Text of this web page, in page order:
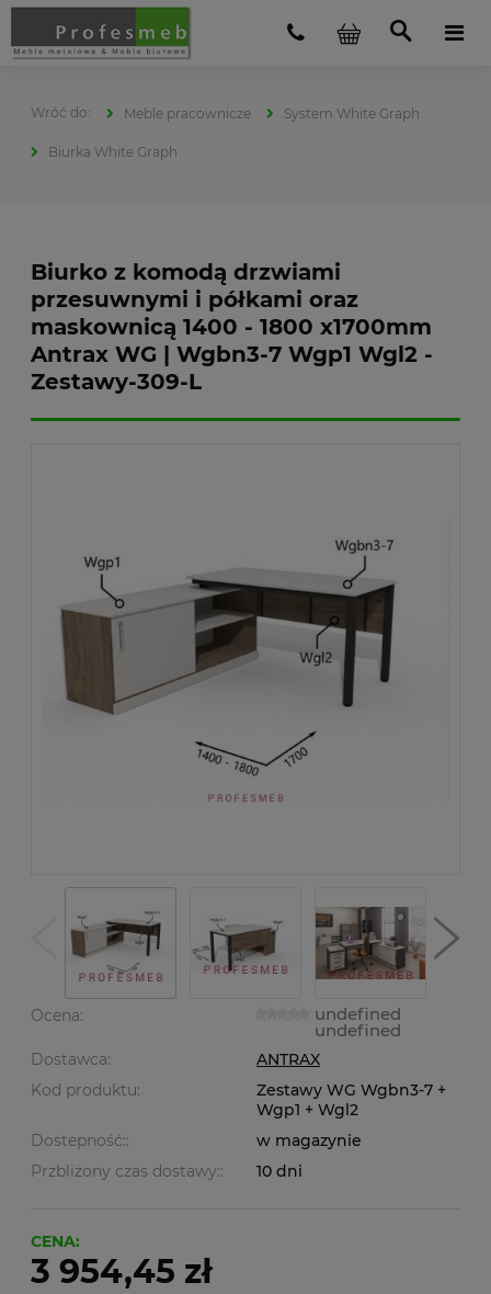
Meble pracownicze System White Graph
Biurka White Graph
Biurko z komodą drzwiami
przesuwnymi i półkami oraz
maskownicą 1400 - 1800 x1700mm
Antrax WG | Wgbn3-7 Wgp1 Wgl2 -
Zestawy-309-L
Ocena: undefined
undefined
Dostawca:
ANTRAX
Kod produktu:
Zestawy WG Wgbn3-7 +
Wgp1 + Wgl2
Dostepność::
w magazynie
Przbliżony czas dostawy::
10 dni
CENA:
3 954,45 zł